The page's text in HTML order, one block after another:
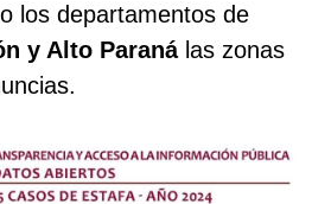
los departamentos de
y Alto Paranálas zonas